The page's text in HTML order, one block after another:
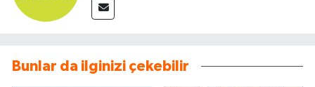
Bunlar da ilginizi çekebilir